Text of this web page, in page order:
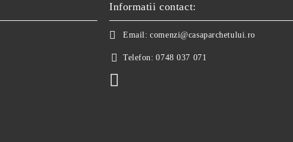
Informatii contact:
Email: comenzi@casaparchetului.ro
Telefon: 0748 037 071